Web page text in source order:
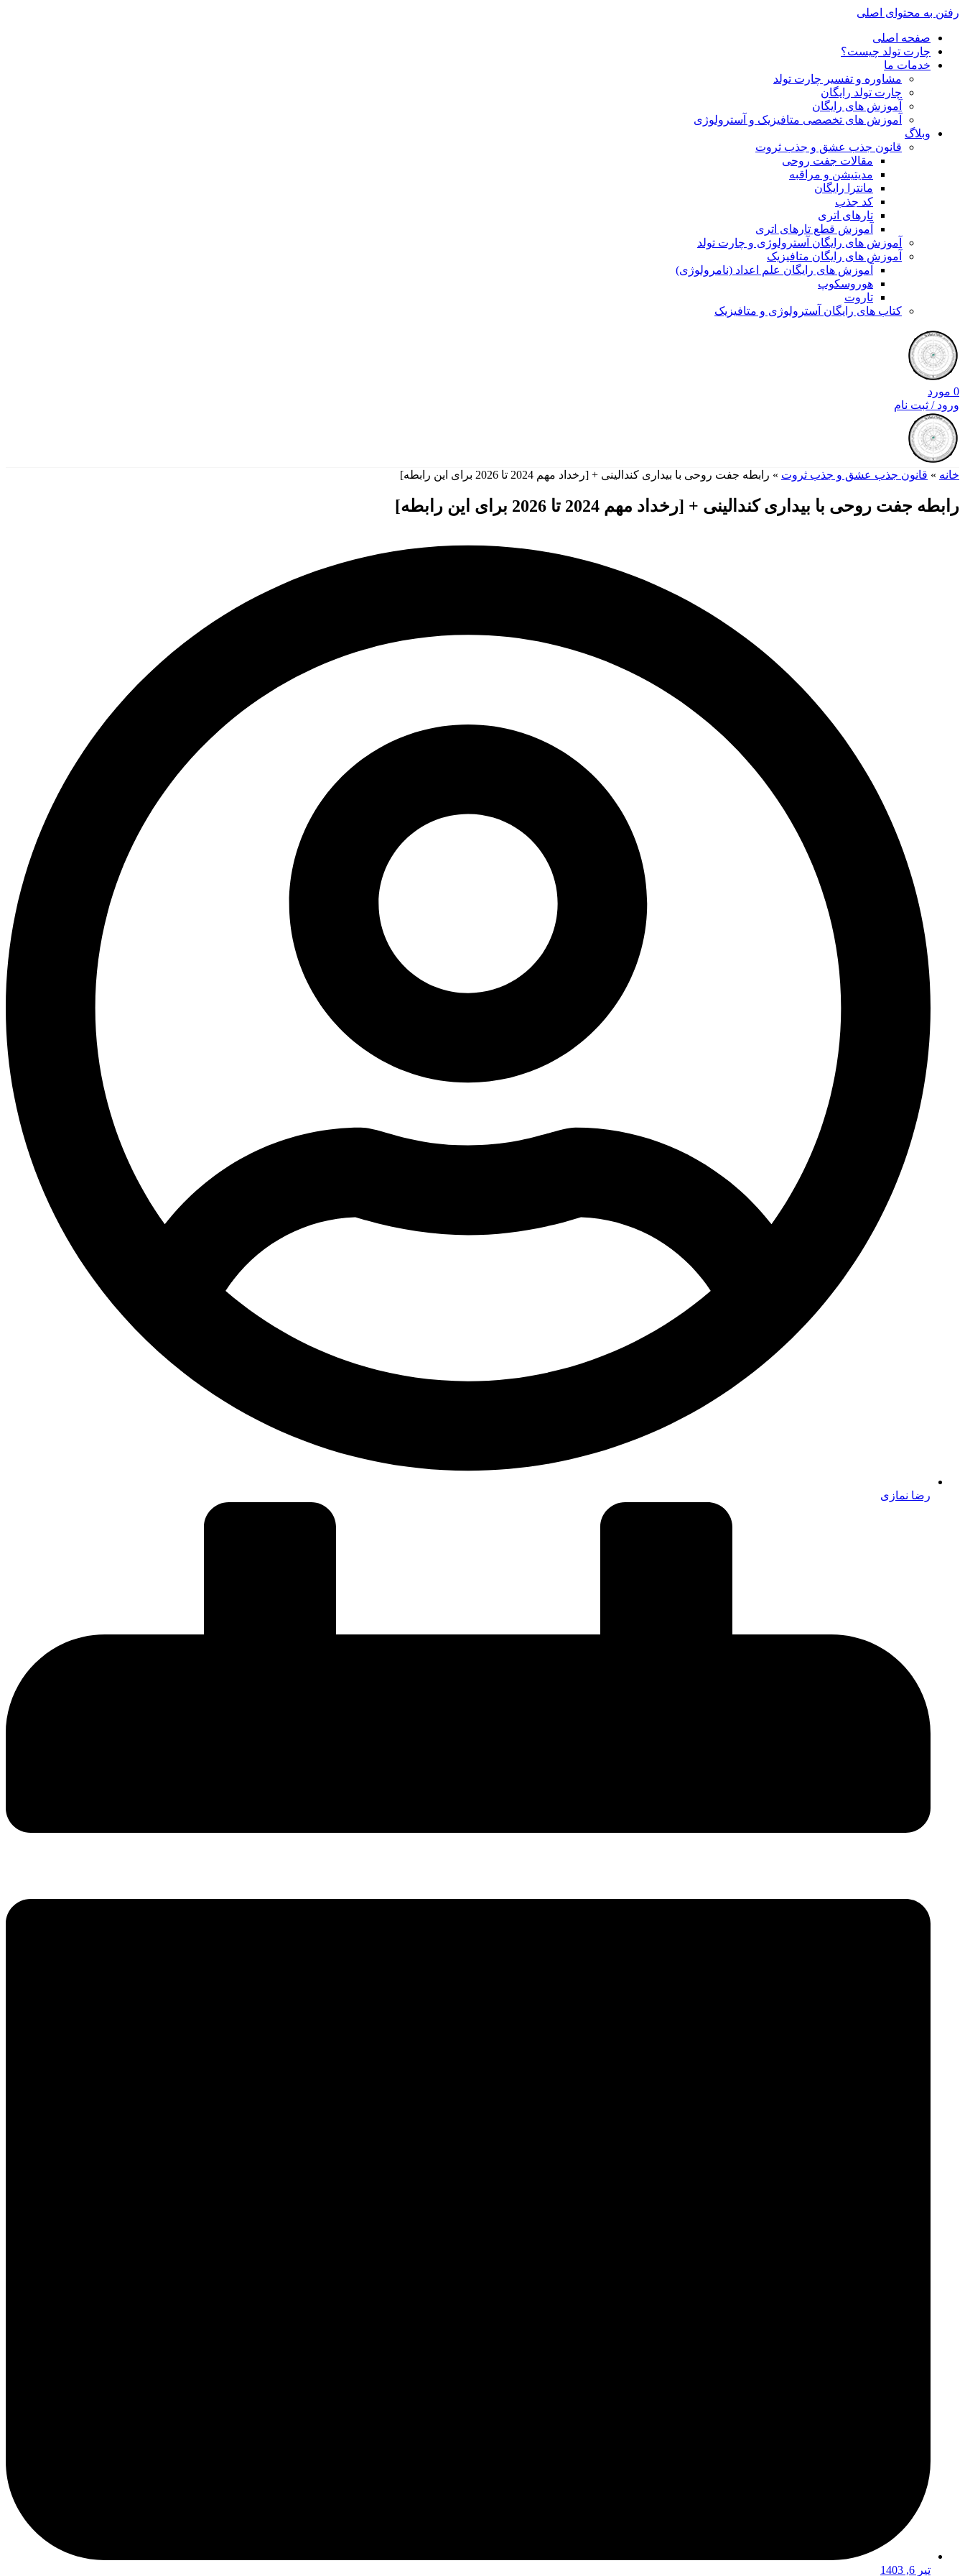
رفتن به محتوای اصلی
صفحه اصلی
چارت تولد چیست؟
خدمات ما
مشاوره و تفسیر چارت تولد
چارت تولد رایگان
آموزش های رایگان
آموزش های تخصصی متافیزیک و آسترولوژی
وبلاگ
قانون جذب عشق و جذب ثروت
مقالات جفت روحی
مدیتیشن و مراقبه
مانترا رایگان
کد جذب
تارهای اتری
آموزش قطع تارهای اتری
آموزش های رایگان آسترولوژی و چارت تولد
آموزش های رایگان متافیزیک
آموزش های رایگان علم اعداد (نامرولوژی)
هوروسکوپ
تاروت
کتاب های رایگان آسترولوژی و متافیزیک
0 مورد
ورود / ثبت نام
خانه » قانون جذب عشق و جذب ثروت » رابطه جفت روحی با بیداری کندالینی + [رخداد مهم 2024 تا 2026 برای این رابطه]
رابطه جفت روحی با بیداری کندالینی + [رخداد مهم 2024 تا 2026 برای این رابطه]
رضا نمازی
تیر 6, 1403